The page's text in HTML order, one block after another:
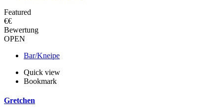
Featured
€€
Bewertung
OPEN
Bar/Kneipe
Quick view
Bookmark
Gretchen